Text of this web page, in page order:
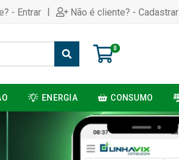
- Entrar | Não é cliente? - Cadastrar
0
ENERGIA CONSUMO